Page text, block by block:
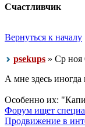
Счастливчик
Вернуться к началу
psekups » Ср ноя
А мне здесь иногда
Особенно их:
Форум ищет
Продвижение в